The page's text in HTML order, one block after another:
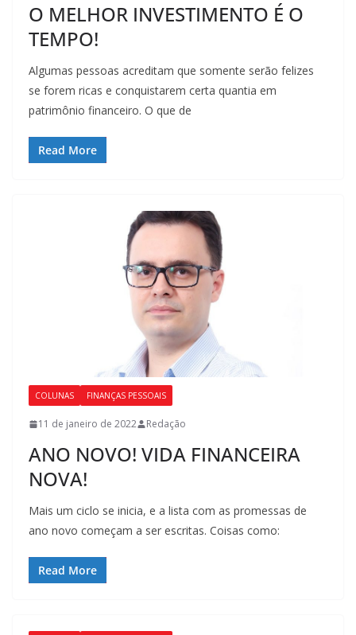
O MELHOR INVESTIMENTO É O
TEMPO!
Algumas pessoas acreditam que somente serão felizes
se forem ricas e conquistarem certa quantia em
patrimônio financeiro. O que de
Read More
COLUNAS FINANÇAS PESSOAIS
11 de janeiro de 2022 Redação
ANO NOVO! VIDA FINANCEIRA
NOVA!
Mais um ciclo se inicia, e a lista com as promessas de
ano novo começam a ser escritas. Coisas como:
Read More